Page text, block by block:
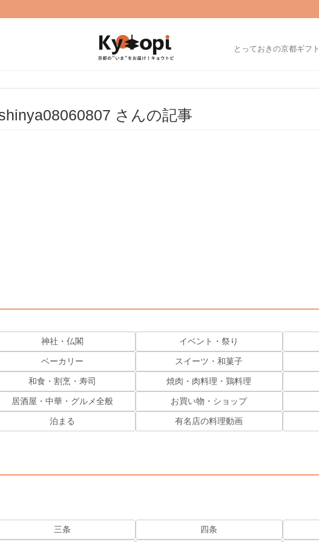
とっておきの京都ギフト
さんの記事
神社・仏閣 イベント・祭り
ベーカリー スイーツ・和菓子
和食・割烹・寿司 焼肉・肉料理・鶏料理
居酒屋・中華・グルメ全般 お買い物・ショップ
泊まる 有名店の料理動画
三条 四条